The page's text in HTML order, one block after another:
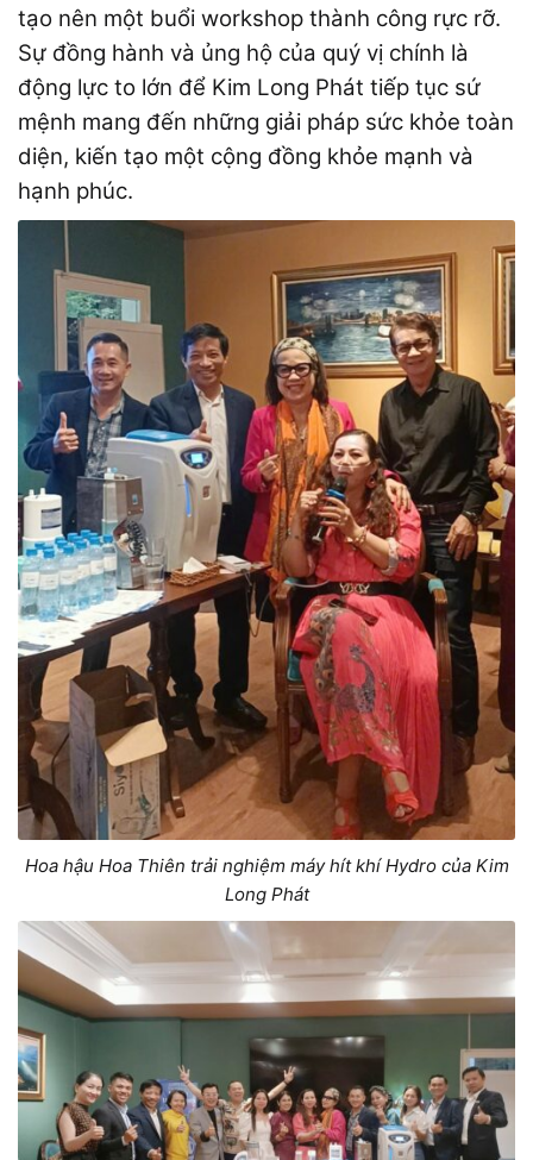
tạo nên một buổi workshop thành công rực rỡ.
Sự đồng hành và ủng hộ của quý vị chính là
động lực to lớn để Kim Long Phát tiếp tục sứ
mệnh mang đến những giải pháp sức khỏe toàn
diện, kiến tạo một cộng đồng khỏe mạnh và
hạnh phúc.
Hoa hậu Hoa Thiên trải nghiệm máy hít khí Hydro của Kim
Long Phát